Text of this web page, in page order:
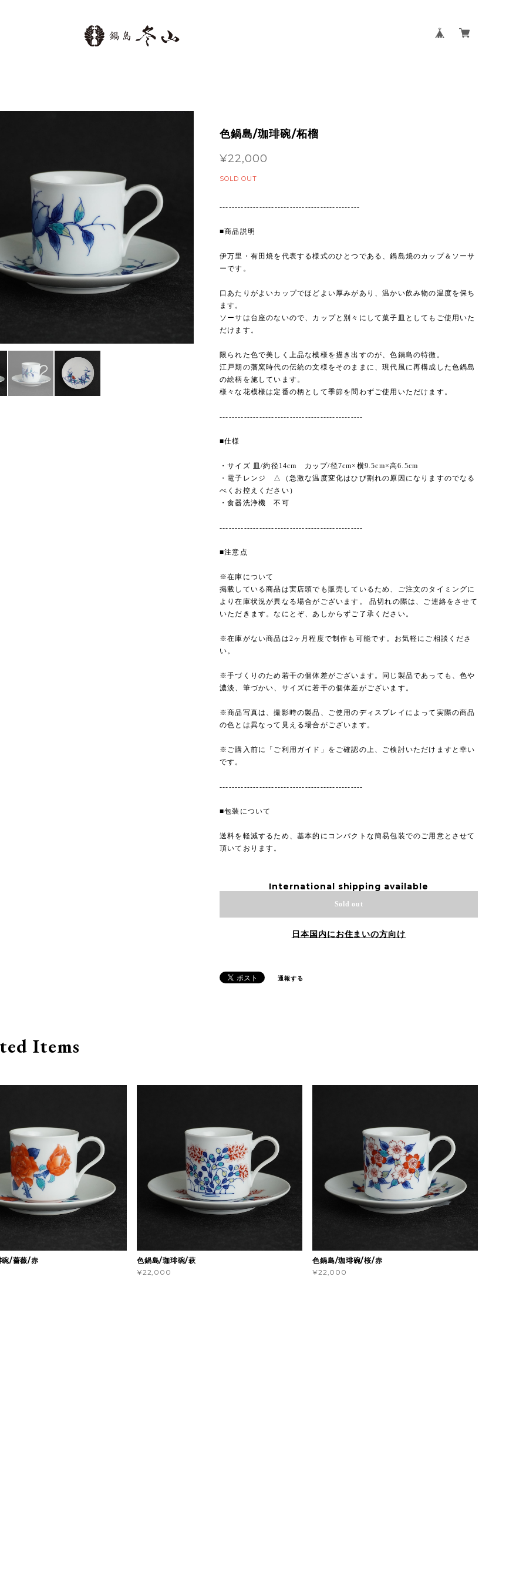
色鍋島/珈琲碗/柘榴
¥22,000
SOLD OUT
----------------------------------------------
■商品説明
伊万里・有田焼を代表する様式のひとつである、鍋島焼のカップ＆ソーサ
ーです。
口あたりがよいカップでほどよい厚みがあり、温かい飲み物の温度を保ち
ます。
ソーサは台座のないので、カップと別々にして菓子皿としてもご使用いた
だけます。
限られた色で美しく上品な模様を描き出すのが、色鍋島の特徴。
江戸期の藩窯時代の伝統の文様をそのままに、現代風に再構成した色鍋島
の絵柄を施しています。
様々な花模様は定番の柄として季節を問わずご使用いただけます。
-----------------------------------------------
■仕様
・サイズ 皿/約径14cm カップ/径7cm×横9.5cm×高6.5cm
・電子レンジ △（急激な温度変化はひび割れの原因になりますのでなる
べくお控えください）
・食器洗浄機 不可
-----------------------------------------------
■注意点
※在庫について
掲載している商品は実店頭でも販売しているため、ご注文のタイミングに
より在庫状況が異なる場合がございます。 品切れの際は、ご連絡をさせて
いただきます。なにとぞ、あしからずご了承ください。
※在庫がない商品は2ヶ月程度で制作も可能です。お気軽にご相談くださ
い。
※手づくりのため若干の個体差がございます。同じ製品であっても、色や
濃淡、筆づかい、サイズに若干の個体差がございます。
※商品写真は、撮影時の製品、ご使用のディスプレイによって実際の商品
の色とは異なって見える場合がございます。
※ご購入前に「ご利用ガイド」をご確認の上、ご検討いただけますと幸い
です。
-----------------------------------------------
■包装について
送料を軽減するため、基本的にコンパクトな簡易包装でのご用意とさせて
頂いております。
International shipping available
Sold out
日本国内にお住まいの方向け
通報する
Items
碗/薔薇/赤
色鍋島/珈琲碗/萩
¥22,000
色鍋島/珈琲碗/桜/赤
¥22,000